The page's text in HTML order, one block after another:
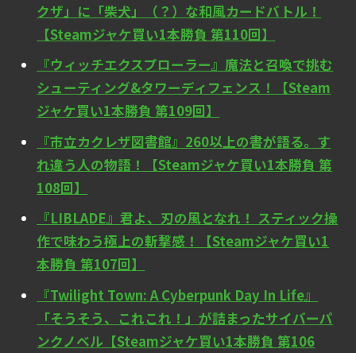
クザ」に「柴犬」（？）な和風カードバトル！
【Steamジャケ買い1本勝負 第110回】
『ウィッチエクスプローラー』魔法と召喚で挑む
シューティング&タワーディフェンス！【Steam
ジャケ買い1本勝負 第109回】
『市立カクレザ図書館』260以上の書が語る。す
れ違う人の物語！【Steamジャケ買い1本勝負 第
108回】
『LIBLADE』君よ、刃の風となれ！ スティック操
作で味わう極上の斬撃感！【Steamジャケ買い1
本勝負 第107回】
『Twilight Town: A Cyberpunk Day In Life』
「そうそう、これこれ！」が詰まったサイバーパ
ンクノベル【Steamジャケ買い1本勝負 第106